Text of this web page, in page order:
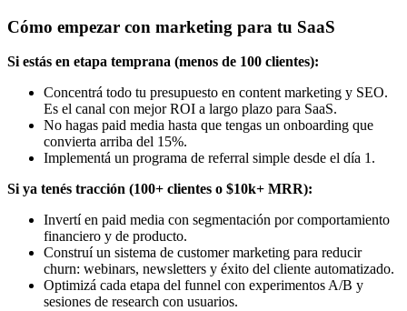
Cómo empezar con marketing para tu SaaS
Si estás en etapa temprana (menos de 100 clientes):
Concentrá todo tu presupuesto en content marketing y SEO.
Es el canal con mejor ROI a largo plazo para SaaS.
No hagas paid media hasta que tengas un onboarding que
convierta arriba del 15%.
Implementá un programa de referral simple desde el día 1.
Si ya tenés tracción (100+ clientes o $10k+ MRR):
Invertí en paid media con segmentación por comportamiento
financiero y de producto.
Construí un sistema de customer marketing para reducir
churn: webinars, newsletters y éxito del cliente automatizado.
Optimizá cada etapa del funnel con experimentos A/B y
sesiones de research con usuarios.